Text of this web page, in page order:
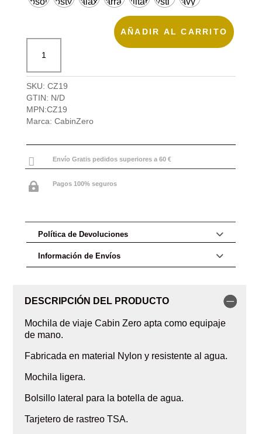
Military
CabinZero
S
28L
cantidad
AÑADIR AL CARRITO
SKU: CZ19
GTIN: N/D
MPN:CZ19
Marca: CabinZero
 Envío Gratis pedidos superiores a 60 €
 Pagos 100% seguros
Política de Devoluciones
Información de Envíos
DESCRIPCIÓN DEL PRODUCTO
Mochila de viaje Cabin Zero apta como equipaje
de mano.
Fabricada en material Nylon y resistente al agua.
Mochila ligera.
Bolsillo lateral para la botella de agua.
Tarjetero de rastreo TSA.